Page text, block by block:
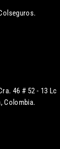
46 # 52 - 13 Lc
Colombia.